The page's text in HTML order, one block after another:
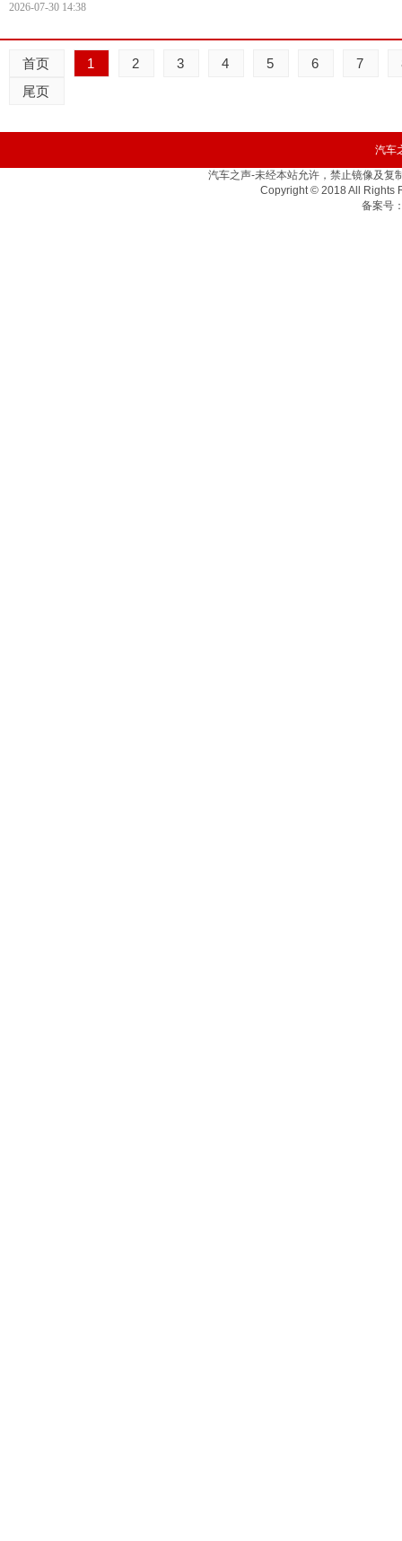
2026-07-30 14:38
首页 1 2 3 4 5 6 7
尾页
汽车
汽车之声-未经本站允许，禁止镜像及
Copyright © 2018 All Rights
备案号